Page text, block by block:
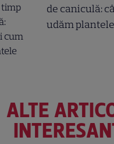
de caniculă:
udăm plantele
ALTE